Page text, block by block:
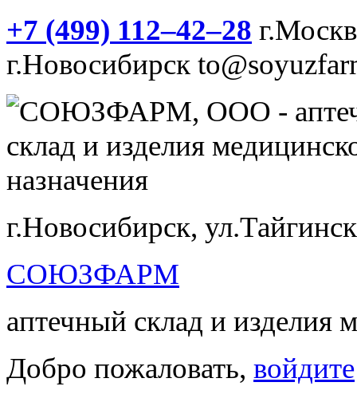
+7 (499) 112‒42‒28
г.Новосибирск
г.Новосибирск,
СОЮЗФАРМ
аптечный склад и изделия
Добро пожаловать, войдите